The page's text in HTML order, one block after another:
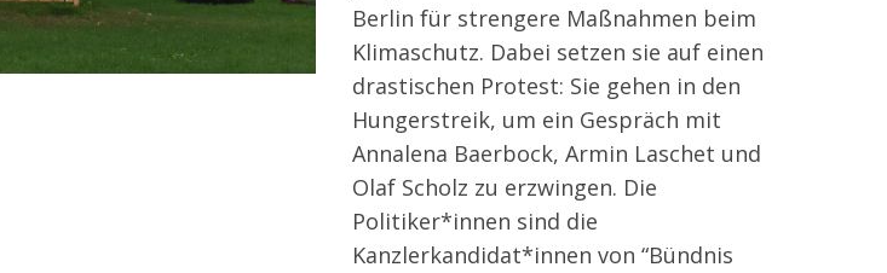
Berlin für strengere Maßnahmen beim
Klimaschutz. Dabei setzen sie auf einen
drastischen Protest: Sie gehen in den
Hungerstreik, um ein Gespräch mit
Annalena Baerbock, Armin Laschet und
Olaf Scholz zu erzwingen. Die
Politiker*innen sind die
Kanzlerkandidat*innen von “Bündnis